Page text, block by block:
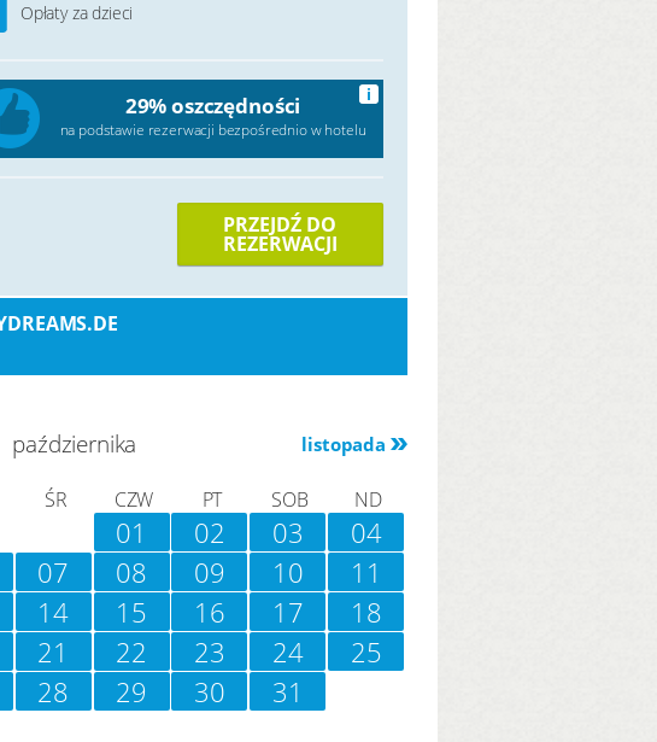
Opłaty za dzieci
29% oszczędności
na podstawie rezerwacji bezpośrednio w hotelu
i
PRZEJDŹ DO
REZERWACJI
listopada
października
ŚR CZW PT SOB ND
01 02 03
04
07 08 09 10
11
14 15 16 17
18
21 22 23 24
25
28 29 30 31